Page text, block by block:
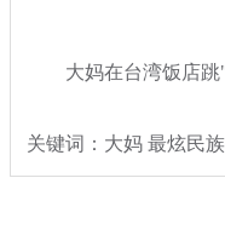
大妈在台湾饭店跳"
关键词：大妈 最炫民